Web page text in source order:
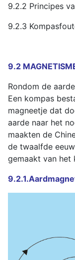
9.2.2 Principes
9.2.3
9.2
Rondom de
Een kompas
magneetje dat
aarde naar het
maakten de
de twaalfde
gemaakt van het